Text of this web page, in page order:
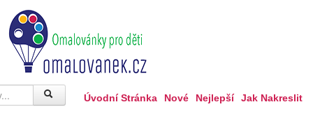
Úvodní Stránka Nové Nejlepší Jak Nakreslit